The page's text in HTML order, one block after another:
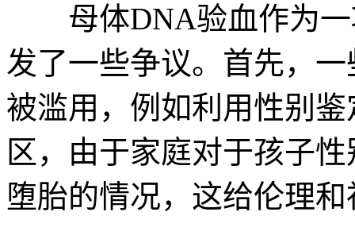
母体DNA验血作为一
发了一些争议。首先，
被滥用，例如利用性别
区，由于家庭对于孩子
堕胎的情况，这给伦理